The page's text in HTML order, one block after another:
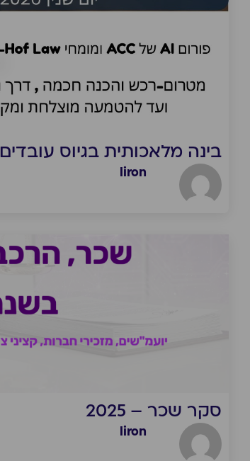
בינה מלאכותית בגיוס עובדים
liron
סקר שכר – 2025
liron